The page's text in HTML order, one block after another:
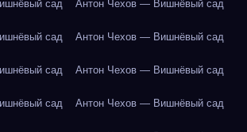
сад Антон Чехов — Вишнёвый сад
сад Антон Чехов — Вишнёвый сад
сад Антон Чехов — Вишнёвый сад
сад Антон Чехов — Вишнёвый сад